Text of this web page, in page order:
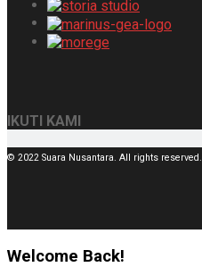
IKUTI KAMI
© 2022 Suara Nusantara. All rights reserved.
Welcome Back!